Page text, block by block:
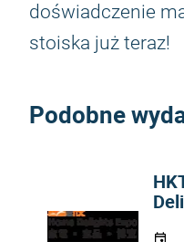
doświadczenie
stoiska już teraz!
Podobne